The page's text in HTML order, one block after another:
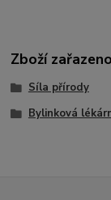
Zboží
Síla přírody
Bylinková